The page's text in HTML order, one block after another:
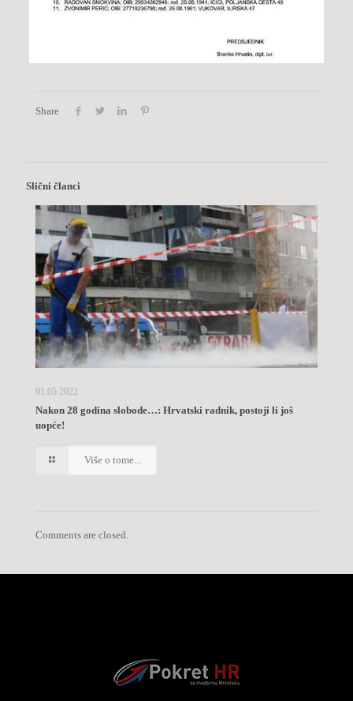
Share
Slični članci
01.05.2022
Nakon 28 godina slobode…: Hrvatski radnik, postoji li još
uopće!
Više o tome...
Comments are closed.